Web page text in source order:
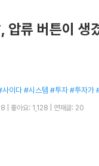
압류 버튼이 생
이다 #시스템 #투자 #투자가
좋아요: 1,128 연재글: 20